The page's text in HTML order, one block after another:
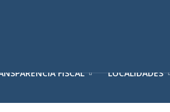
FISCAL LOCALIDADES